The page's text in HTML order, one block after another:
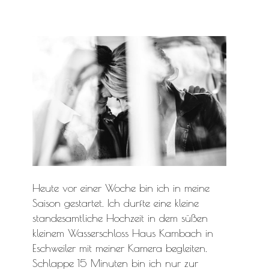
Heute vor einer Woche bin ich in meine
Saison gestartet. Ich durfte eine kleine
standesamtliche Hochzeit in dem süßen
kleinem Wasserschloss Haus Kambach in
Eschweiler mit meiner Kamera begleiten.
Schlappe 15 Minuten bin ich nur zur